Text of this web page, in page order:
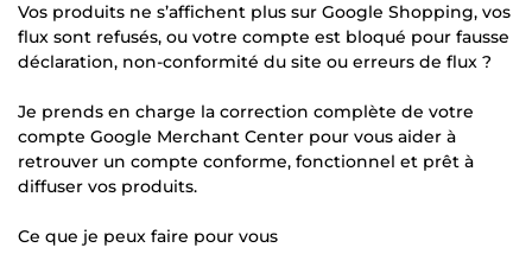
Vos produits ne s’affichent plus sur Google Shopping, vos
flux sont refusés, ou votre compte est bloqué pour fausse
déclaration, non-conformité du site ou erreurs de flux ?
Je prends en charge la correction complète de votre
compte Google Merchant Center pour vous aider à
retrouver un compte conforme, fonctionnel et prêt à
diffuser vos produits.
Ce que je peux faire pour vous